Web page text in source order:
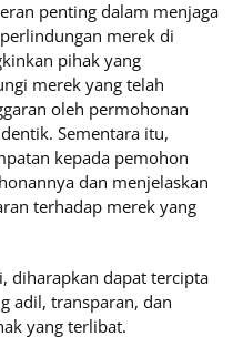
penting dalam menjaga
merek di
pihak yang
merek yang telah
oleh permohonan
Sementara itu,
kepada pemohon
dan menjelaskan
terhadap merek yang
diharapkan dapat tercipta
adil, transparan, dan
yang terlibat.